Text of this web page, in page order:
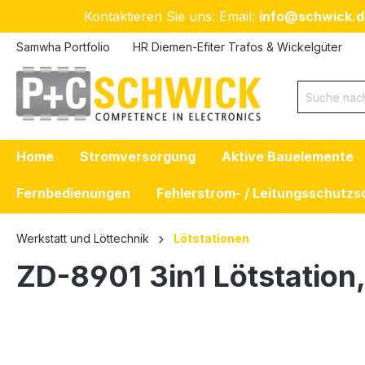
Hauptinhalt springen
Zur Suche springen
Zur Hauptnavigation springen
Kontaktieren Sie uns: Email:
Samwha Portfolio HR Diemen-Efiter Trafos & Wickelgüter
Home Stromversorgung Aktive Bauelemente
Fernbedienungen Fehlerstrom- /
Werkstatt und Löttechnik Lötstationen
ZD-8901 3in1